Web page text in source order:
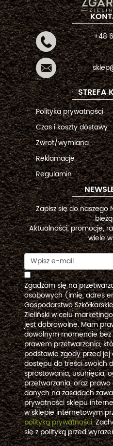
+48
STREFA
Polityka prywatności
Czas i koszty dostawy
Zwrot/wymiana
Reklamacje
Regulamin
Zapisz się do naszego
Aktualności, promocje,
wiele
Zgadzam się na
osobowych (imię, adres
Gospodarstwo
Zieliński w celu
jest dobrowolne. Mam
dowolnym momencie bez
prawem przetwarzania,
podstawie zgody przed
dostępu do treści swoich
sprostowania, usunięcia,
przetwarzania, oraz
danych na zasadach
prywatności sklepu
w sklepie internetowym
polityką prywatności.
się z polityką przed